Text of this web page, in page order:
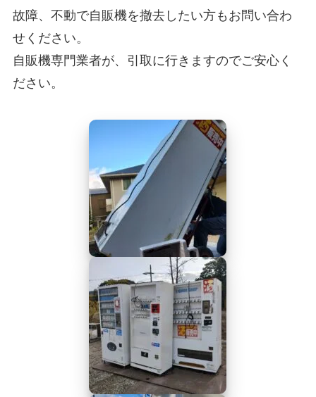
故障、不動で自販機を撤去したい方もお問い合わ
せください。
自販機専門業者が、引取に行きますのでご安心く
ださい。